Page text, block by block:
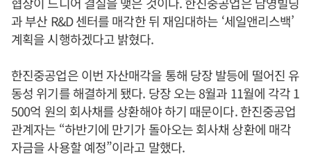
과 부산 R&D 센터를 매각한 뒤 재임대하는 ‘세일앤리스백’
계획을 시행하겠다고 밝혔다.
한진중공업은 이번 자산매각을 통해 당장 발등에 떨어진 유
동성 위기를 해결하게 됐다. 당장 오는 8월과 11월에 각각 1
500억 원의 회사채를 상환해야 하기 때문이다. 한진중공업
관계자는 “하반기에 만기가 돌아오는 회사채 상환에 매각
자금을 사용할 예정”이라고 말했다.